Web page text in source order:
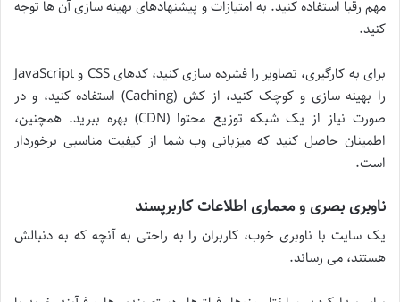
مهم رقبا استفاده کنید. به امتیازات و پیشنهادهای بهینه سازی آن ها توجه
کنید.
برای به کارگیری، تصاویر را فشرده سازی کنید، کدهای CSS و JavaScript
را بهینه سازی و کوچک کنید، از کش (Caching) استفاده کنید، و در
صورت نیاز از یک شبکه توزیع محتوا (CDN) بهره ببرید. همچنین،
اطمینان حاصل کنید که میزبانی وب شما از کیفیت مناسبی برخوردار
است.
ناوبری بصری و معماری اطلاعات کاربرپسند
یک سایت با ناوبری خوب، کاربران را به راحتی به آنچه که به دنبالش
هستند، می رساند.